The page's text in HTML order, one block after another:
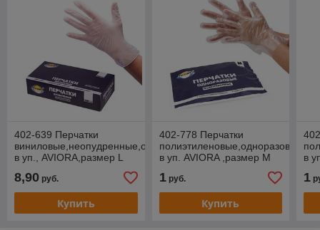
402-639 Перчатки
виниловые,неопудренные,одноразовые,100шт.
в уп., AVIORA,размер L
8,90 руб.
Купить
402-778 Перчатки
в уп. AVIORA ,размер М
1руб.
Купить
в
1